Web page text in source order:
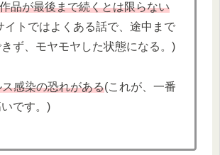
品が最後まで続くとは限らない
イトではよくある話で、途中まで
ず、モヤモヤした状態になる。)
感染の恐れがある(これが、一番
です。)